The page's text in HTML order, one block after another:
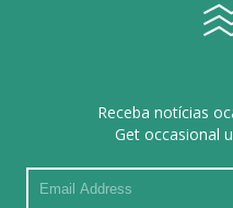
Receba notícias
Get occasional